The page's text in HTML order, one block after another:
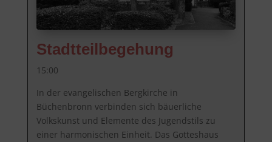
Stadtteilbegehung
15:00
In der evangelischen Bergkirche in
Büchenbronn verbinden sich bäuerliche
Volkskunst und Elemente des Jugendstils zu
einer harmonischen Einheit. Das Gotteshaus